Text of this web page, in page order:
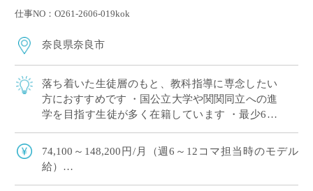
仕事NO：O261-2606-019kok
奈良県奈良市
落ち着いた生徒層のもと、教科指導に専念したい
方におすすめです ・国公立大学や関関同立への進
学を目指す生徒が多く在籍しています ・最少6コ
希望の方にもおすすめです★ ・ご担当は中 […]
74,100～148,200円/月（週6～12コマ担当時のモデル
給）